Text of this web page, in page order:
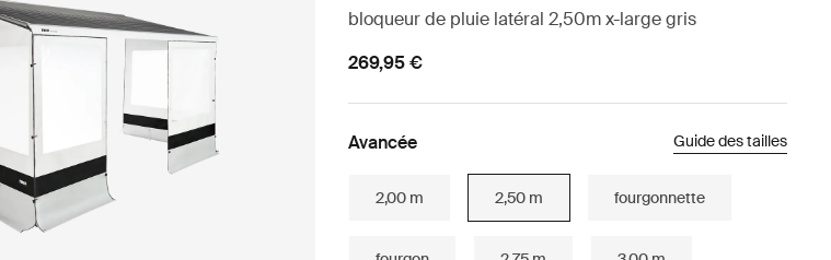
bloqueur de pluie latéral 2,50m x-large gris
269,95 €
Avancée Guide des tailles
2,00 m 2,50 m fourgonnette